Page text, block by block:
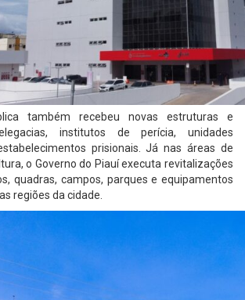
também recebeu novas estruturas e
institutos de perícia, unidades
prisionais. Já nas áreas de
o Governo do Piauí executa revitalizações
quadras, campos, parques e equipamentos
regiões da cidade.